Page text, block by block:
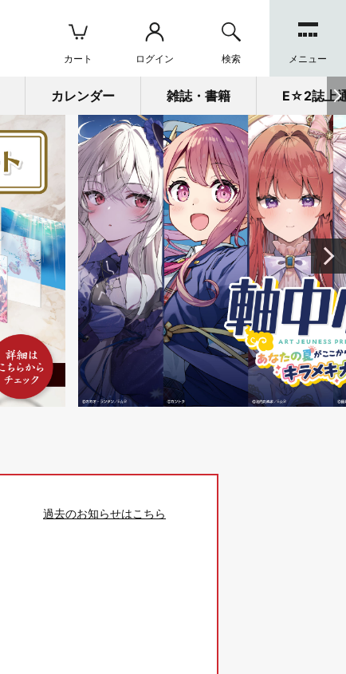
カート ログイン 検索 メニュー
カレンダー 雑誌・書籍 E☆2誌上
過去のお知らせはこちら